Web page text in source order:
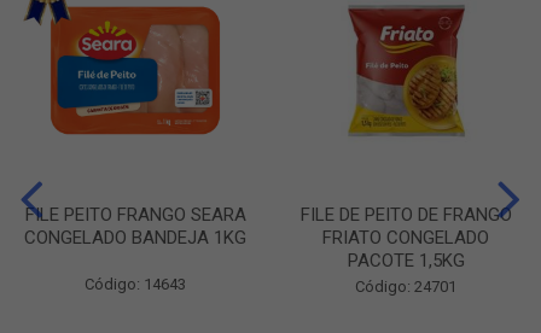
FILE PEITO FRANGO SEARA
CONGELADO BANDEJA 1KG
Código: 14643
FILE DE PEITO DE FRANGO
FRIATO CONGELADO
PACOTE 1,5KG
Código: 24701